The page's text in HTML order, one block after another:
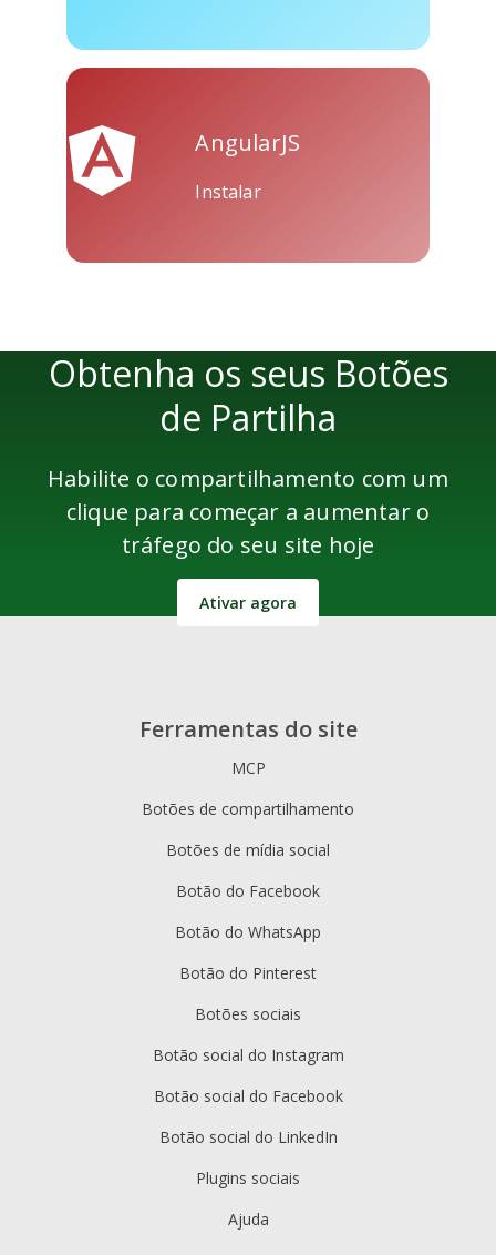
AngularJS
Instalar
Obtenha os seus Botões
de Partilha
Habilite o compartilhamento com um
clique para começar a aumentar o
tráfego do seu site hoje
Ativar agora
Ferramentas do site
MCP
Botões de compartilhamento
Botões de mídia social
Botão do Facebook
Botão do WhatsApp
Botão do Pinterest
Botões sociais
Botão social do Instagram
Botão social do Facebook
Botão social do LinkedIn
Plugins sociais
Ajuda